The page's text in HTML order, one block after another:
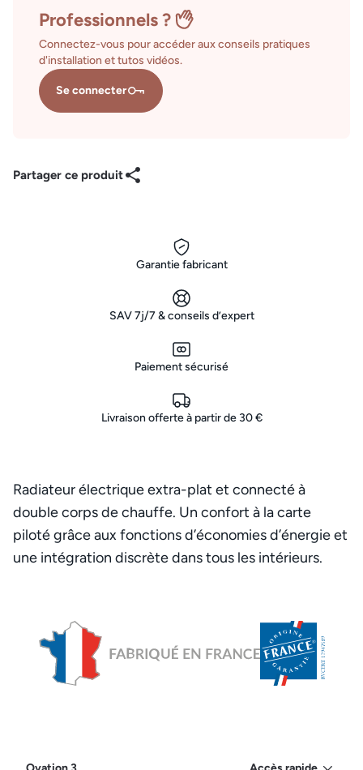
Professionnels ?
Connectez-vous pour accéder aux conseils pratiques
d'installation et tutos vidéos.
Se connecter
Partager ce produit
Garantie fabricant
SAV 7j/7 & conseils d’expert
Paiement sécurisé
Livraison offerte à partir de 30 €
Radiateur électrique extra-plat et connecté à
double corps de chauffe. Un confort à la carte
piloté grâce aux fonctions d’économies d’énergie et
une intégration discrète dans tous les intérieurs.